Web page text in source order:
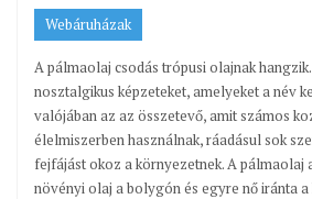
Webáruházak
A pálmaolaj csodás trópusi olajnak
nosztalgikus képzeteket, amelyeket a név
valójában az az összetevő, amit számos
élelmiszerben használnak, ráadásul sok
fejfájást okoz a környezetnek. A pálmaolaj
növényi olaj a bolygón és egyre nő iránta